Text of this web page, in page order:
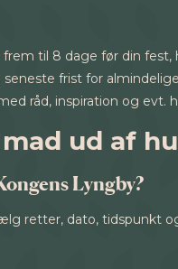
til 8 dage før din
frist for
råd, inspiration og evt.
ud af
Lyngby?
retter, dato, tidspunkt